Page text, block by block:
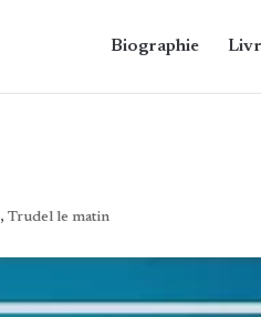
Biographie
,Trudel le matin